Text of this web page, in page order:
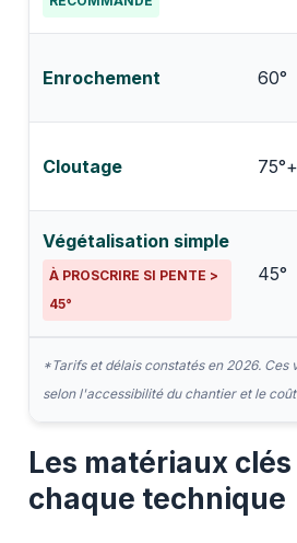
Enrochement 60°
Cloutage 75°+
Végétalisation simple
À PROSCRIRE SI PENTE >
45°
45°
*Tarifs et délais constatés en 2026. Ces
selon l'accessibilité du chantier et le
Les matériaux
chaque technique